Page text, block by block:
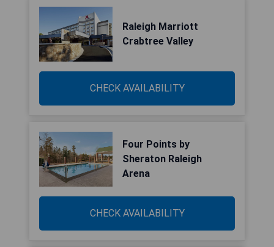
Raleigh Marriott
Crabtree Valley
CHECK AVAILABILITY
Four Points by
Sheraton Raleigh
Arena
CHECK AVAILABILITY